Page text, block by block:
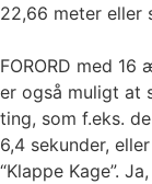
22,66 meter eller
FORORD med
er også muligt at
ting, som f.eks.
6,4 sekunder,
“Klappe Kage”.